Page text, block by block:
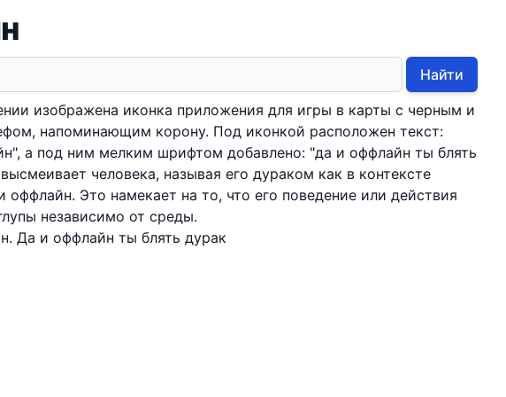
Найти
изображена иконка приложения для игры в карты с черным и
напоминающим корону. Под иконкой расположен текст:
а под ним мелким шрифтом добавлено: "да и оффлайн ты блять
человека, называя его дураком как в контексте
оффлайн. Это намекает на то, что его поведение или действия
независимо от среды.
Да и оффлайн ты блять дурак